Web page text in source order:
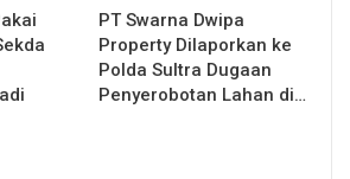
PT Swarna Dwipa
Property Dilaporkan ke
Polda Sultra Dugaan
Penyerobotan Lahan di…